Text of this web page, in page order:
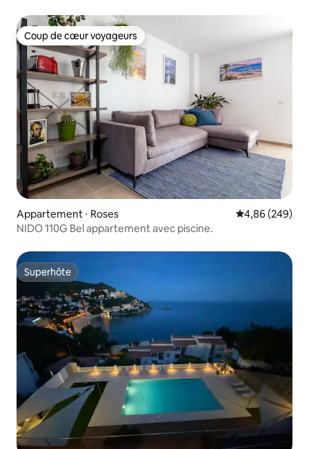
Coup de cœur voyageurs
Coup de cœur voyageurs
Appartement ⋅ Roses Évaluation
4,86 (249)
NIDO 110G Bel appartement avec piscine.
Superhôte
Superhôte